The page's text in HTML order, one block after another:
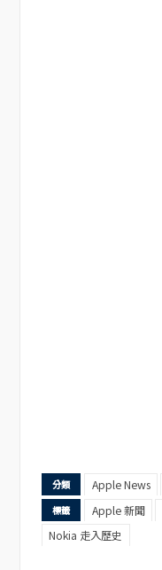
分類 Apple News
標籤 Apple 新聞
Nokia 走入歷史